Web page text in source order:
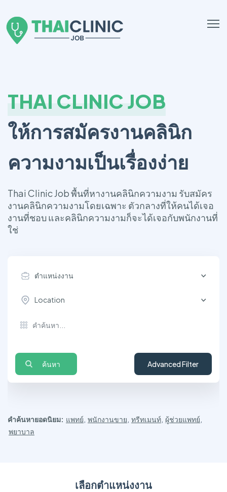
THAI CLINIC JOB
ให้การสมัครงานคลินิก
ความงามเป็นเรื่องง่าย
Thai Clinic Job พื้นที่หางานคลินิกความงาม รับสมัคร
งานคลินิกความงามโดยเฉพาะ ตัวกลางที่ให้คนได้เจอ
งานที่ชอบ และคลินิกความงามก็จะได้เจอกับพนักงานที่
ใช่
ตำแหน่งงาน
Location
ค้นหา Advanced Filter
คำค้นหายอดนิยม: แพทย์ พนักงานขาย ทรีทเมนท์ ผู้ช่วยแพทย์
พยาบาล
เลือกตำแหน่งงาน